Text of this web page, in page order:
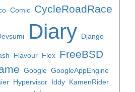
Comic CycleRoadRace
Diary Django
Flavour Flex FreeBSD
Google GoogleAppEngine
Hypervisor Iddy KamenRider